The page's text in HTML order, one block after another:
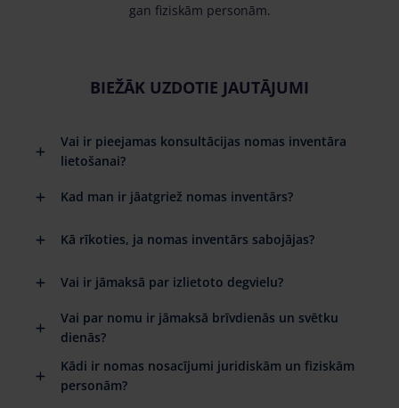
gan fiziskām personām.
BIEŽĀK UZDOTIE JAUTĀJUMI
Vai ir pieejamas konsultācijas nomas inventāra
lietošanai?
Kad man ir jāatgriež nomas inventārs?
Kā rīkoties, ja nomas inventārs sabojājas?
Vai ir jāmaksā par izlietoto degvielu?
Vai par nomu ir jāmaksā brīvdienās un svētku
dienās?
Kādi ir nomas nosacījumi juridiskām un fiziskām
personām?